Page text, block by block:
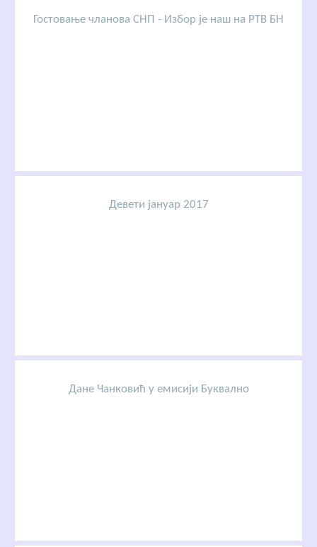
Гостовање чланова СНП - Избор је наш на РТВ БН
Девети јануар 2017
Дане Чанковић у емисији Буквално